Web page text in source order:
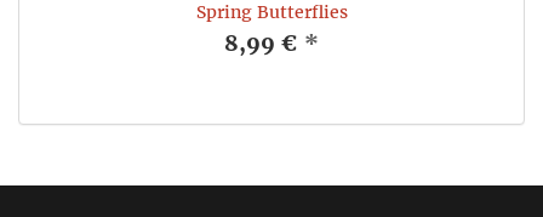
Spring Butterflies
8,99 € *